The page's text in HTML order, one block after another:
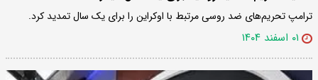
ترامپ تحریم‌های ضد روسی مرتبط با اوکراین را برای یک سال تمدید کرد.
۰۱ اسفند ۱۴۰۴